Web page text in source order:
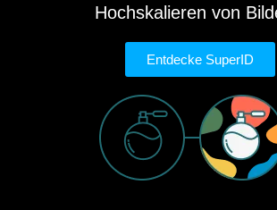
Hochskalieren von
Entdecke SuperID